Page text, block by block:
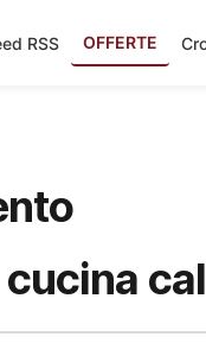
RSS OFFERTE